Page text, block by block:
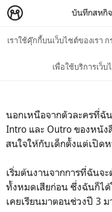
เราใช้คุ๊กกี้บนเว็บไซต์ของเรา
เพื่อใช้บริการเว็บ
บันทึกสหกิ
นอกเหนือจากตัวละครที่
Intro และ Outro ของหนัง
สนใจให้กับเด็กตั้งแต่เปิด
เริ่มต้นงานจากการที่ฉันจะ
ทั้งหมดเสียก่อน ซึ่งฉันก็ได้
เคยเรียนมาตอนช่วงปี 3